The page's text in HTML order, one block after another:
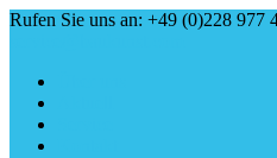
Rufen Sie uns an: +49 (0)228 977